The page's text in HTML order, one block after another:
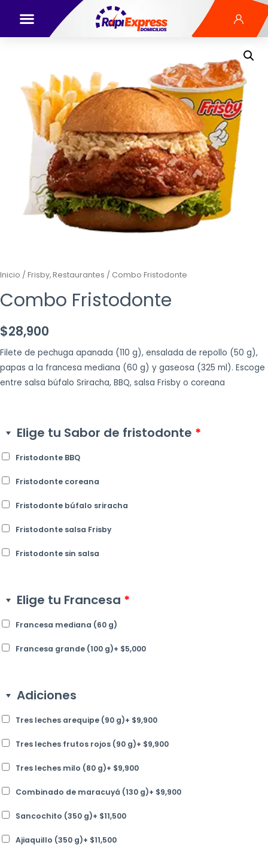
Inicio / Frisby, Restaurantes / Combo Fristodonte
Combo Fristodonte
$28,900
Filete de pechuga apanada (110 g), ensalada de repollo (50 g),
papas a la francesa mediana (60 g) y gaseosa (325 ml). Escoge
entre salsa búfalo Sriracha, BBQ, salsa Frisby o coreana
Elige tu Sabor de fristodonte *
Fristodonte BBQ
Fristodonte coreana
Fristodonte búfalo sriracha
Fristodonte salsa Frisby
Fristodonte sin salsa
Elige tu Francesa *
Francesa mediana (60 g)
Francesa grande (100 g)+ $5,000
Adiciones
Tres leches arequipe (90 g)+ $9,900
Tres leches frutos rojos (90 g)+ $9,900
Tres leches milo (80 g)+ $9,900
Combinado de maracuyá (130 g)+ $9,900
Sancochito (350 g)+ $11,500
Ajiaquillo (350 g)+ $11,500